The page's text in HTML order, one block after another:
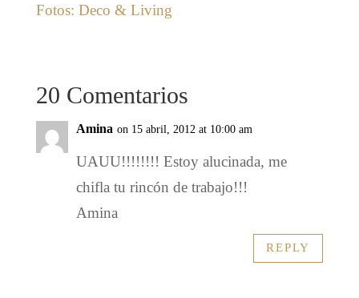
Fotos: Deco & Living
20 Comentarios
Amina on 15 abril, 2012 at 10:00 am
UAUU!!!!!!!! Estoy alucinada, me
chifla tu rincón de trabajo!!!
Amina
REPLY